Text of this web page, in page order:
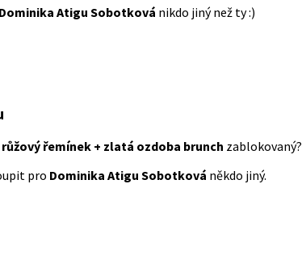
Dominika Atigu Sobotková nikdo jiný než ty :)
růžový řemínek + zlatá ozdoba brunch zablokovaný?
pro Dominika Atigu Sobotková někdo jiný.